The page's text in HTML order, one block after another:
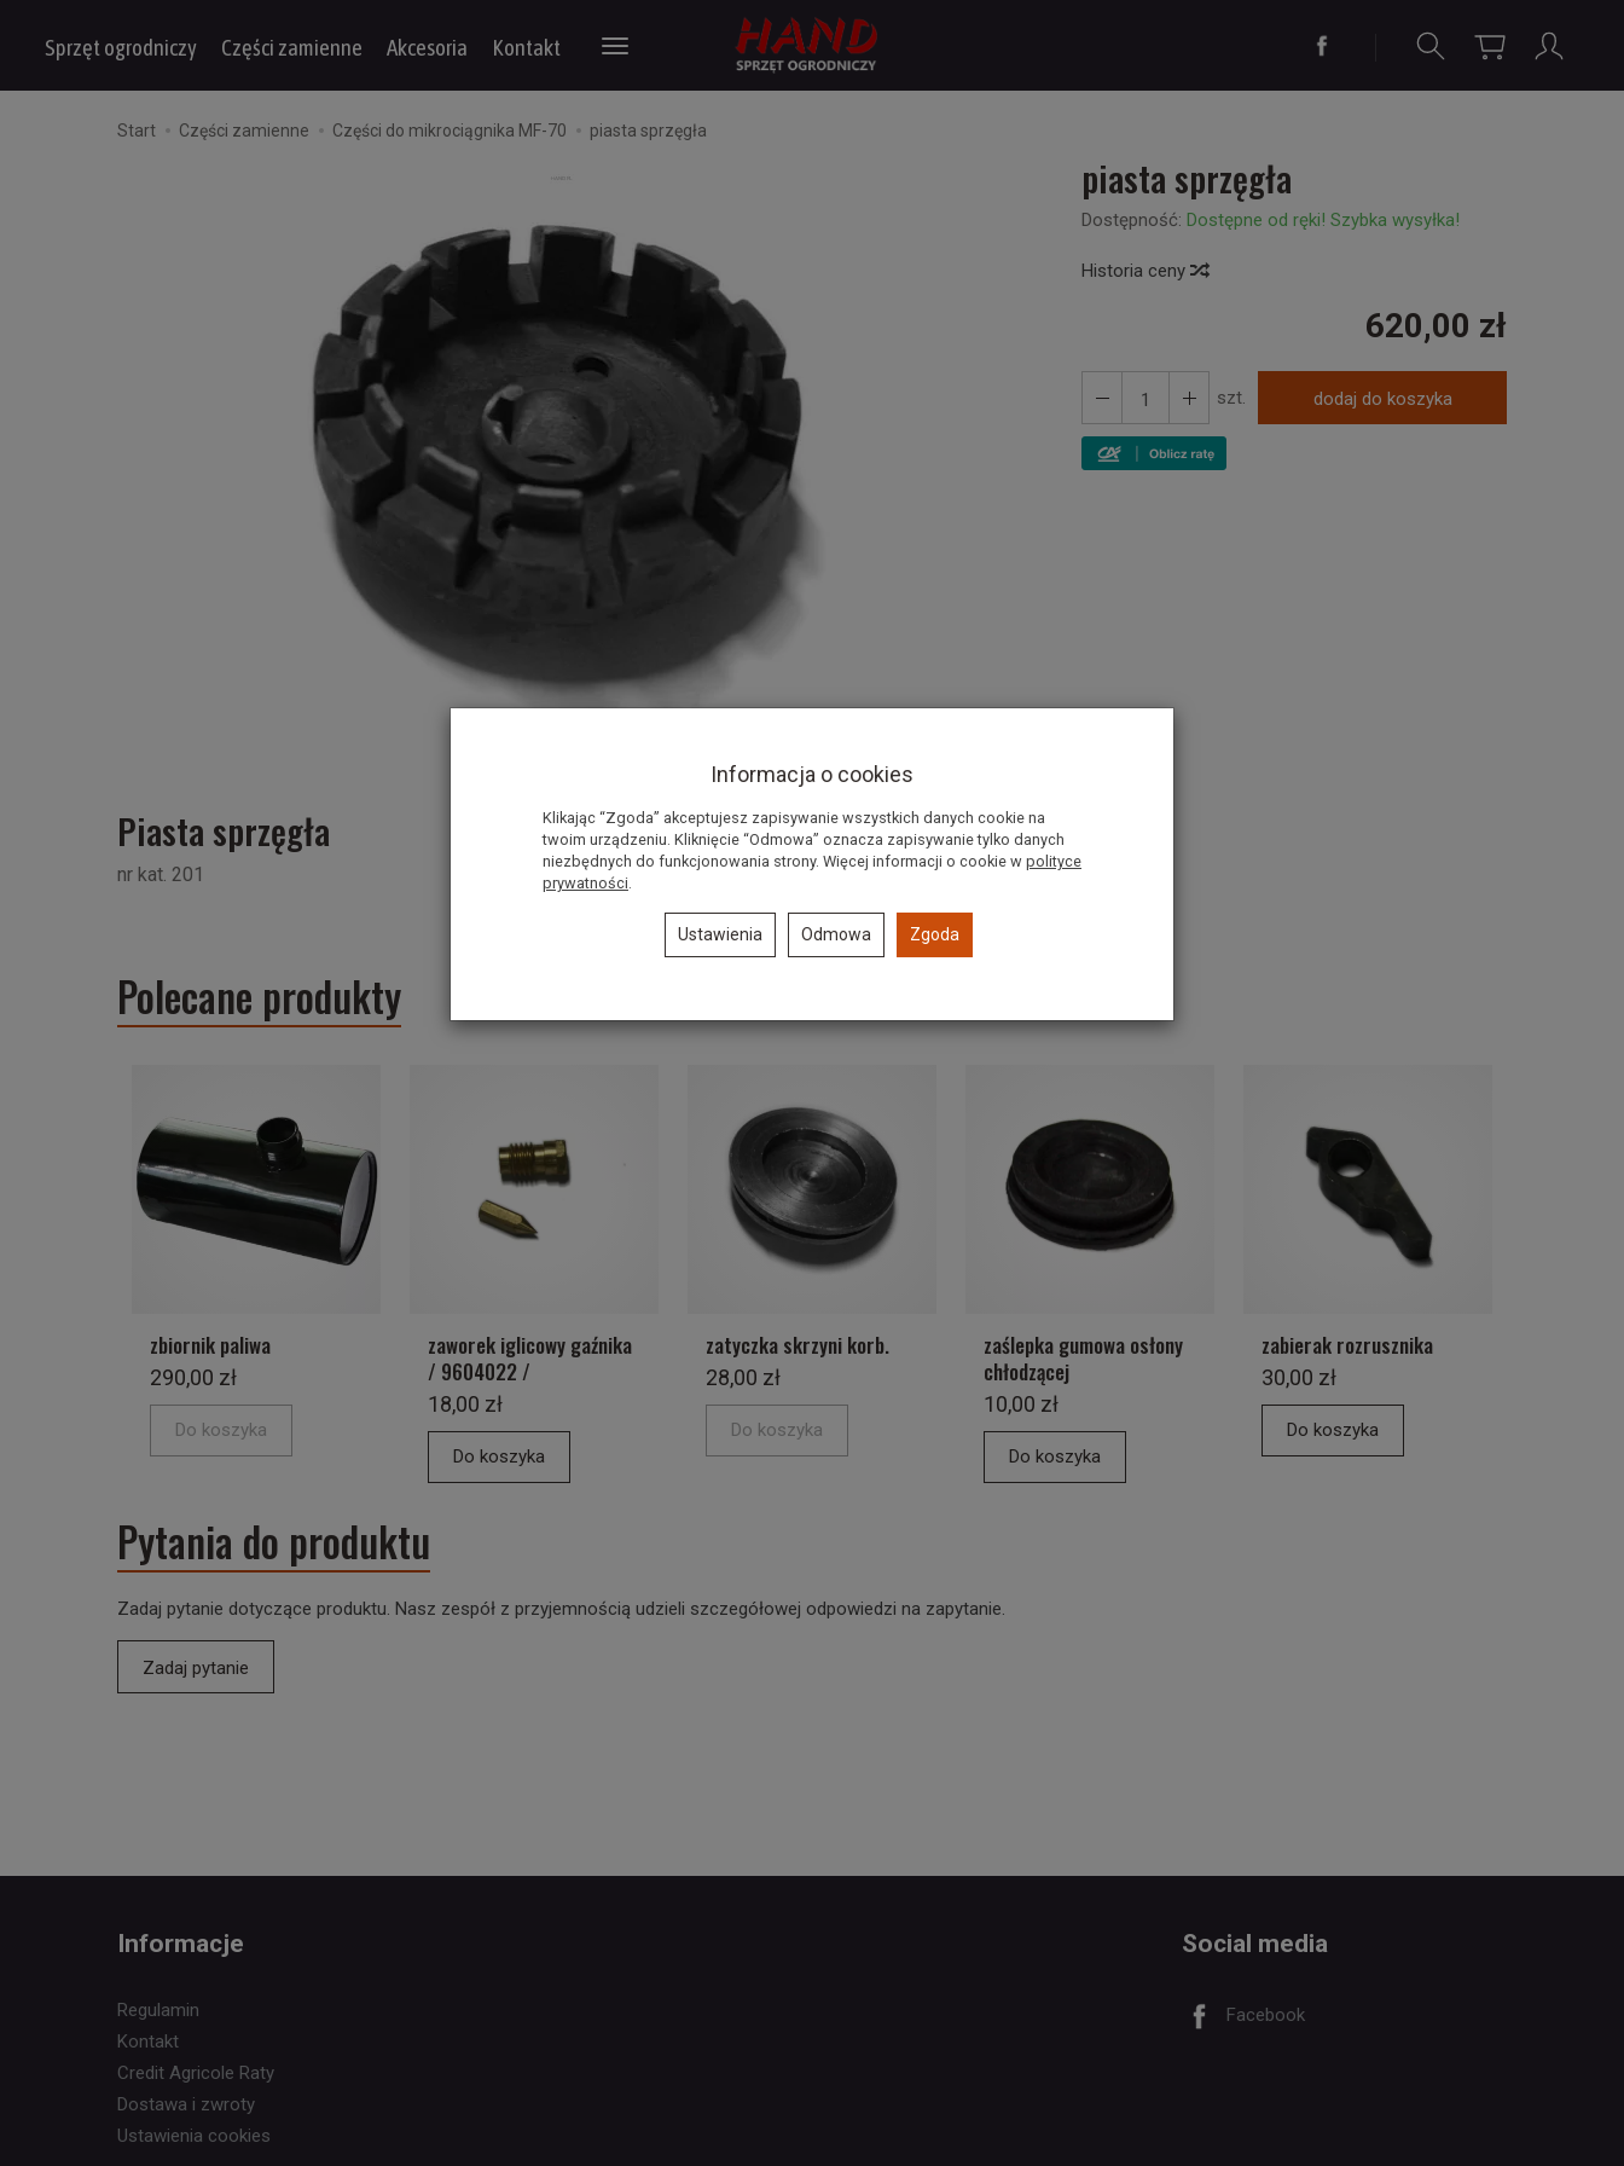
Sprzęt ogrodniczy Części zamienne Akcesoria Kontakt
Start Części zamienne Części do mikrociągnika MF-70 piasta sprzęgła
piasta sprzęgła
Dostępność: Dostępne od ręki! Szybka wysyłka!
Historia ceny
620,00 zł
szt. dodaj do koszyka
Piasta sprzęgła
nr kat. 201
Polecane produkty
zbiornik paliwa
290,00 zł
Do koszyka
zaworek iglicowy gaźnika
/ 9604022 /
18,00 zł
Do koszyka
zatyczka skrzyni korb.
28,00 zł
Do koszyka
zaślepka gumowa osłony
chłodzącej
10,00 zł
Do koszyka
zabierak rozrusznika
30,00 zł
Do koszyka
Pytania do produktu
Zadaj pytanie dotyczące produktu. Nasz zespół z przyjemnością udzieli szczegółowej odpowiedzi na zapytanie.
Zadaj pytanie
Informacje
Regulamin
Kontakt
Credit Agricole Raty
Dostawa i zwroty
Ustawienia cookies
Social media
Facebook
Informacja o cookies
Klikając “Zgoda” akceptujesz zapisywanie wszystkich danych cookie na
twoim urządzeniu. Kliknięcie “Odmowa” oznacza zapisywanie tylko danych
niezbędnych do funkcjonowania strony. Więcej informacji o cookie w polityce
prywatności.
Ustawienia Odmowa Zgoda